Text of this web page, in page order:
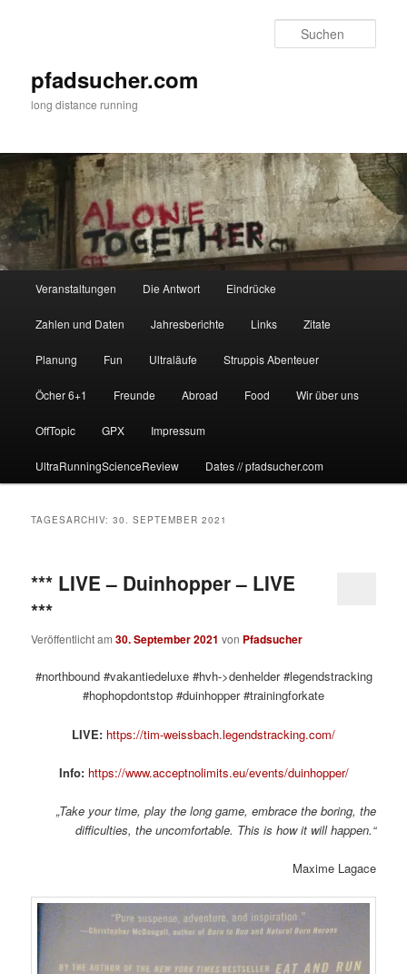
pfadsucher.com
long distance running
Veranstaltungen Die Antwort Eindrücke
Zahlen und Daten Jahresberichte Links Zitate
Planung Fun Ultraläufe Struppis Abenteuer
Öcher 6+1 Freunde Abroad Food Wir über uns
OffTopic GPX Impressum
UltraRunningScienceReview Dates // pfadsucher.com
TAGESARCHIV:30. SEPTEMBER 2021
*** LIVE – Duinhopper – LIVE
***
Veröffentlicht am30. September 2021 von Pfadsucher
#northbound #vakantiedeluxe #hvh->denhelder #legendstracking
#hophopdontstop #duinhopper #trainingforkate
LIVE: https://tim-weissbach.legendstracking.com/
Info:https://www.acceptnolimits.eu/events/duinhopper/
„Take your time, play the long game, embrace the boring, the
difficulties, the uncomfortable. This is how it will happen.“
Maxime Lagace